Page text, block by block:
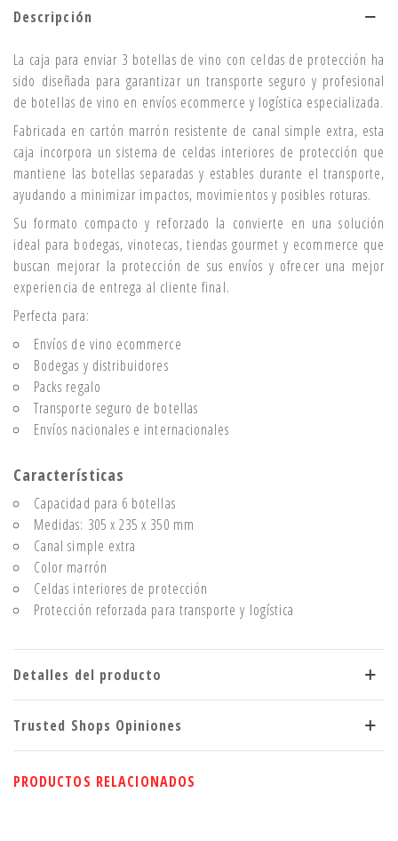
Descripción
La caja para enviar 3 botellas de vino con celdas de protección ha
sido diseñada para garantizar un transporte seguro y profesional
de botellas de vino en envíos ecommerce y logística especializada.
Fabricada en cartón marrón resistente de canal simple extra, esta
caja incorpora un sistema de celdas interiores de protección que
mantiene las botellas separadas y estables durante el transporte,
ayudando a minimizar impactos, movimientos y posibles roturas.
Su formato compacto y reforzado la convierte en una solución
ideal para bodegas, vinotecas, tiendas gourmet y ecommerce que
buscan mejorar la protección de sus envíos y ofrecer una mejor
experiencia de entrega al cliente final.
Perfecta para:
Envíos de vino ecommerce
Bodegas y distribuidores
Packs regalo
Transporte seguro de botellas
Envíos nacionales e internacionales
Características
Capacidad para 6 botellas
Medidas: 305 x 235 x 350 mm
Canal simple extra
Color marrón
Celdas interiores de protección
Protección reforzada para transporte y logística
Detalles del producto
Trusted Shops Opiniones
PRODUCTOS RELACIONADOS